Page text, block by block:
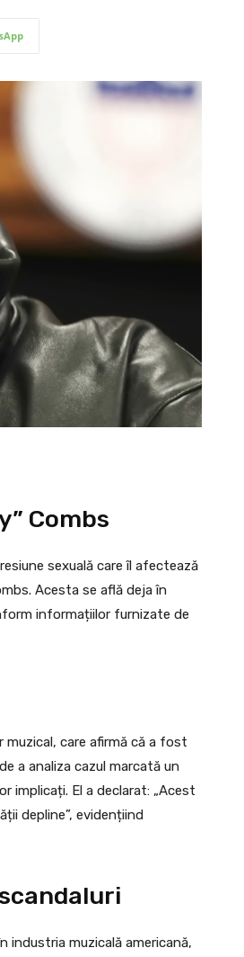
Combs
sexuală care îl afectează
Acesta se află deja în
informațiilor furnizate de
care afirmă că a fost
a analiza cazul marcată un
implicați. El a declarat: „Acest
depline”, evidențiind
industria muzicală americană,